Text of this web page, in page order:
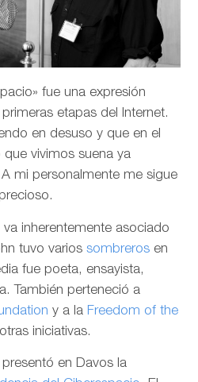
fue una expresión
etapas del Internet.
en desuso y que en el
vivimos suena ya
mi personalmente me sigue
inherentemente asociado
tuvo variossombreros en
fue poeta, ensayista,
También perteneció a
y a la Freedom of the
iniciativas.
en Davos la